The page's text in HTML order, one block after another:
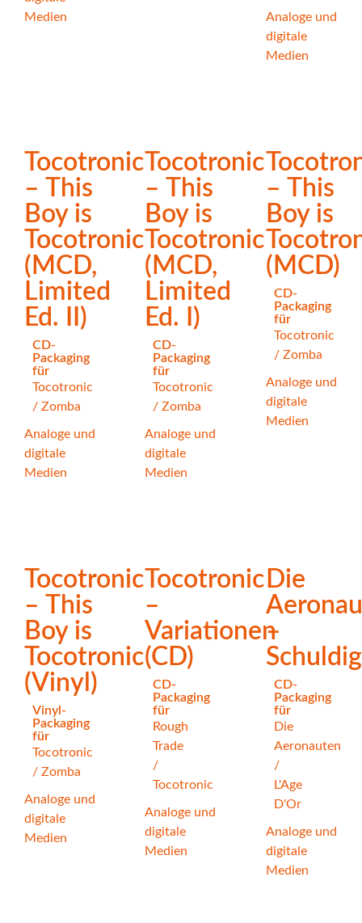
Medien
Analoge und
digitale
Medien
Tocotronic
– This
Boy is
Tocotronic
(MCD,
Limited
Ed. II)
CD-
Packaging
für
Tocotronic
/ Zomba
Analoge und
digitale
Medien
Tocotronic
– This
Boy is
Tocotronic
(MCD,
Limited
Ed. I)
CD-
Packaging
für
Tocotronic
/Zomba
Analoge und
digitale
Medien
– This
Boy is
(MCD)
CD-
Packaging
für
Tocotronic
/ Zomba
Analoge und
digitale
Medien
Tocotronic
– This
Boy is
Tocotronic
(Vinyl)
Vinyl-
Packaging
für
Tocotronic
/ Zomba
Analoge und
digitale
Medien
Tocotronic
–
Variationen
(CD)
CD-
Packaging
für
Rough
Trade
/
Tocotronic
Analoge und
digitale
Medien
Die
–
CD-
Packaging
für
Die
Aeronauten
/
L'Age
D'Or
Analoge und
digitale
Medien